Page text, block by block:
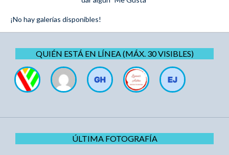
¡No hay galerías disponibles!
QUIÉN ESTÁ EN LÍNEA (MÁX. 30 VISIBLES)
ÚLTIMA FOTOGRAFÍA